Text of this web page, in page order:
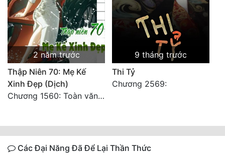
2 năm trước
Thập Niên 70: Mẹ Kế
Xinh Đẹp (Dịch)
Chương 1560: Toàn văn hoàn
9 tháng trước
Thi Tỷ
Chương 2569:
Các Đại Năng Đã Để Lại Thần Thức